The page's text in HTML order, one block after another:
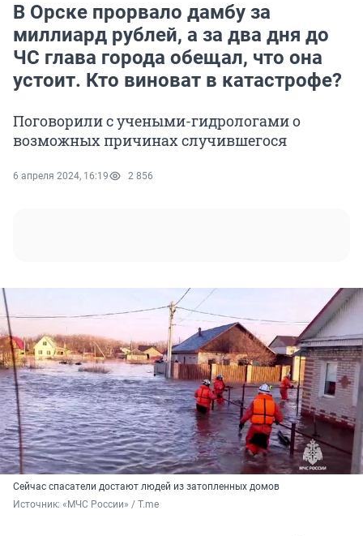
В Орске прорвало дамбу за
миллиард рублей, а за два дня до
ЧС глава города обещал, что она
устоит. Кто виноват в катастрофе?
Поговорили с учеными-гидрологами о
возможных причинах случившегося
6 апреля 2024, 16:19 2 856
Сейчас спасатели достают людей из затопленных домов
Источник: «МЧС России» / T.me